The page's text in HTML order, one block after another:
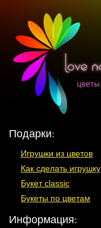
Подарки:
Игрушки из цветов
Как сделать игрушку
Букет classic
Букеты по цветам
Информация: